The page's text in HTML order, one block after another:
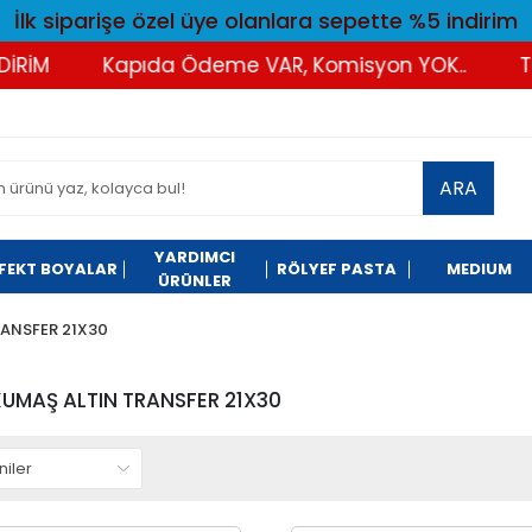
İlk siparişe özel üye olanlara sepette %5 indirim
Kapıda Ödeme VAR, Komisyon YOK.. Tüm
ARA
BOYALAR
YARDIMCI
ÜRÜNLER
RÖLYEF PASTA MEDIUM
21X30
ALTIN TRANSFER 21X30